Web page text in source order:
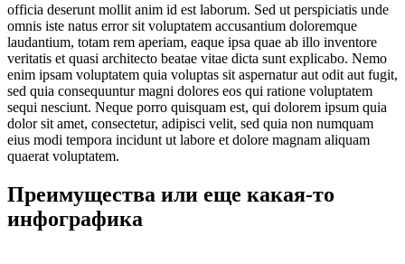
officia deserunt mollit anim id est laborum. Sed ut perspiciatis unde
omnis iste natus error sit voluptatem accusantium doloremque
laudantium, totam rem aperiam, eaque ipsa quae ab illo inventore
veritatis et quasi architecto beatae vitae dicta sunt explicabo. Nemo
enim ipsam voluptatem quia voluptas sit aspernatur aut odit aut fugit,
sed quia consequuntur magni dolores eos qui ratione voluptatem
sequi nesciunt. Neque porro quisquam est, qui dolorem ipsum quia
dolor sit amet, consectetur, adipisci velit, sed quia non numquam
eius modi tempora incidunt ut labore et dolore magnam aliquam
quaerat voluptatem.
Преимущества или еще какая-то
инфографика